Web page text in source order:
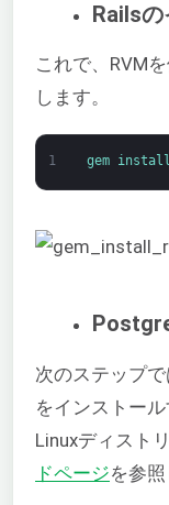
Rails
これで、RVM
します。
1 gem
次のステップ
をインストー
Linuxディスト
ドページを参